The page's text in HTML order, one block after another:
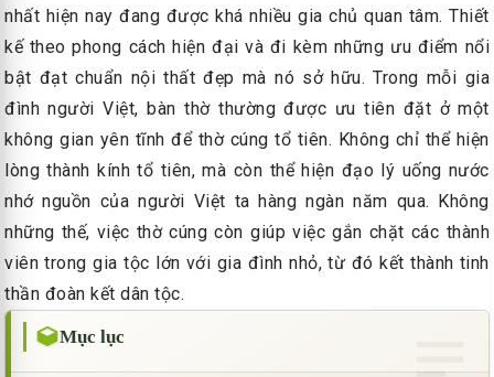
nhất hiện nay đang được khá nhiều gia chủ quan tâm. Thiết
kế theo phong cách hiện đại và đi kèm những ưu điểm nổi
bật đạt chuẩn nội thất đẹp mà nó sở hữu. Trong mỗi gia
đình người Việt, bàn thờ thường được ưu tiên đặt ở một
không gian yên tĩnh để thờ cúng tổ tiên. Không chỉ thể hiện
lòng thành kính tổ tiên, mà còn thể hiện đạo lý uống nước
nhớ nguồn của người Việt ta hàng ngàn năm qua. Không
những thế, việc thờ cúng còn giúp việc gắn chặt các thành
viên trong gia tộc lớn với gia đình nhỏ, từ đó kết thành tinh
thần đoàn kết dân tộc.
Mục lục